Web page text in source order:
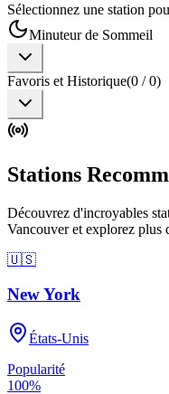
Sélectionnez une station
Minuteur de Sommeil
Favoris et Historique(0 /0)
Stations
Découvrez d'incroyables
Vancouver et explorez plus
🇺🇸
New York
États-Unis
Popularité
100%